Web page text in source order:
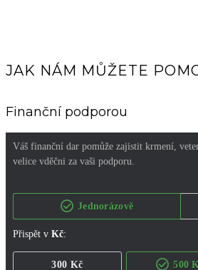
JAK NÁM MŮŽETE
Finanční podporou